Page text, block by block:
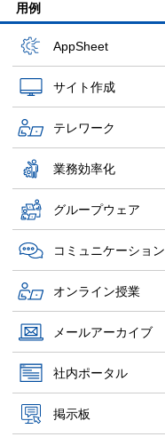
用例
AppSheet
サイト作成
テレワーク
業務効率化
グループウェア
コミュニケーション
オンライン授業
メールアーカイブ
社内ポータル
掲示板